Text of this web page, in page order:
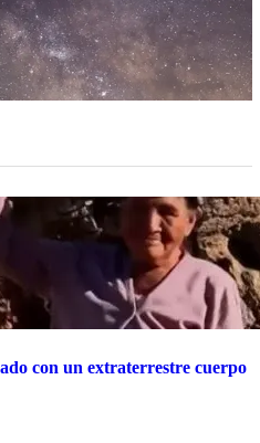
con un extraterrestre cuerpo